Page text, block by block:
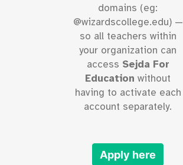
domains (eg:
@wizardscollege.edu) —
so all teachers within
your organization can
access Sejda For
Education without
having to activate each
account separately.
Apply here